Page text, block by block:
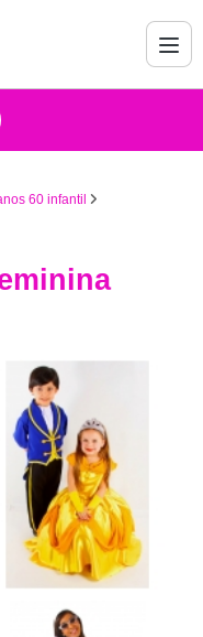
60 infantil